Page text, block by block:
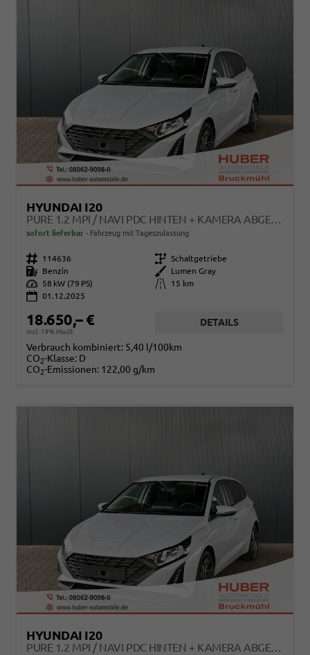
HYUNDAI I20
PURE 1.2 MPI / NAVI PDC HINTEN + KAMERA ABGEDUNKELTE SCHEIBEN TEMPOMAT ALU 16"
sofort lieferbar Fahrzeug mit Tageszulassung
Fahrzeugnr. 114636 Getriebe Schaltgetriebe
Kraftstoff
Benzin Außenfarbe
Lumen Gray
Leistung
58 kW (79 PS) Kilometerstand
15 km
01.12.2025
18.650,– €
incl. 19% MwSt.
DETAILS
Verbrauch kombiniert: 5,40 l/100km
CO2-Klasse: D
CO2-Emissionen: 122,00 g/km
HYUNDAI I20
PURE 1.2 MPI / NAVI PDC HINTEN + KAMERA ABGEDUNKELTE SCHEIBEN TEMPOMAT ALU 16"